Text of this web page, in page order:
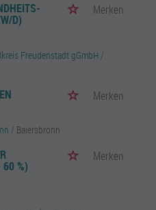
D)
Merken
Freudenstadt gGmbH /
Merken
/ Baiersbronn
%)
Merken